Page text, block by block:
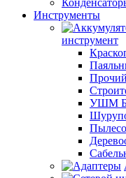
Инструменты
инструмент
УШМ